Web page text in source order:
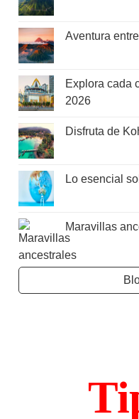
Aventura
Explora cada
2026
Disfruta de
Lo esencial
Maravillas